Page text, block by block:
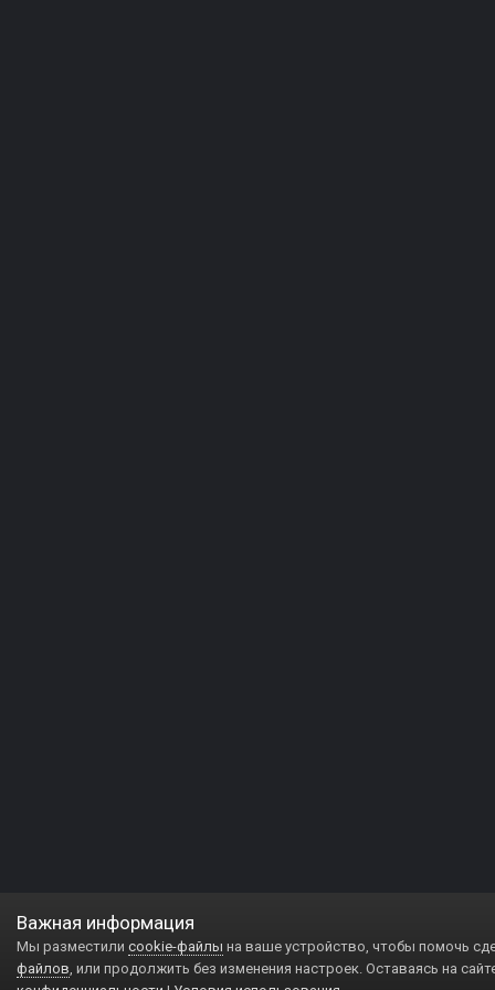
Важная информация
Мы разместили cookie-файлы на ваше устройство, чтобы помочь
файлов, или продолжить без изменения настроек. Оставаясь на